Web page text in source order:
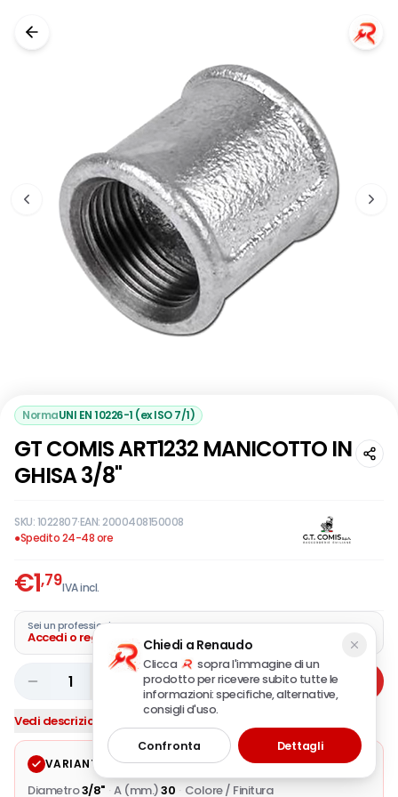
NormaUNI EN 10226-1 (ex ISO 7/1)
GT COMIS ART1232 MANICOTTO IN
GHISA 3/8"
SKU:1022807·EAN:2000408150008
●Spedito 24-48 ore
€1,79IVA incl.
Sei un professionista?
Accedi o registra la tua azienda
1 Aggiungi
Vedi descrizione completa
VARIANTE SELEZIONATA Modifica
Diametro3/8" · A (mm.)30 · Colore / Finitura
Chiedi a Renaudo
Clicca
sopra l'immagine di un
prodotto per ricevere subito tutte le
informazioni: specifiche, alternative,
consigli d'uso.
Confronta Dettagli